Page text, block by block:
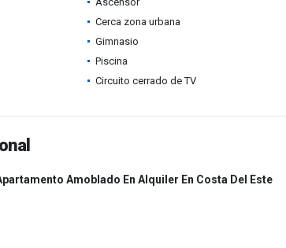
Cerca zona urbana
Gimnasio
Piscina
Circuito cerrado de TV
Amoblado En Alquiler En Costa Del Este